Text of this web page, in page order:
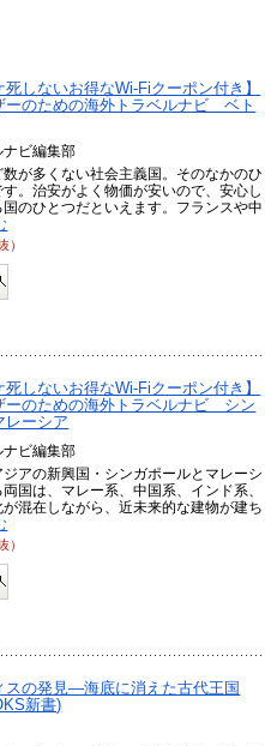
死しないお得なWi-Fiクーポン付き】
ーのための海外トラベルナビ ベト
ビ編集部
が多くない社会主義国。そのなかのひ
。治安がよく物価が安いので、安心し
のひとつだといえます。フランスや中
）
死しないお得なWi-Fiクーポン付き】
ーのための海外トラベルナビ シン
レーシア
ビ編集部
アの新興国・シンガポールとマレーシ
国は、マレー系、中国系、インド系、
混在しながら、近未来的な建物が建ち
）
スの発見―海底に消えた古代王国
新書)